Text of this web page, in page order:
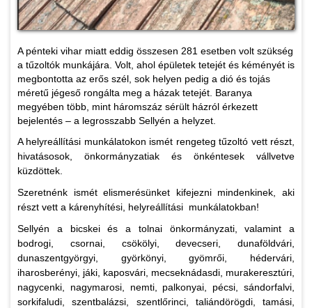
A pénteki vihar miatt eddig összesen 281 esetben volt szükség
a tűzoltók munkájára. Volt, ahol épületek tetejét és kéményét is
megbontotta az erős szél, sok helyen pedig a dió és tojás
méretű jégeső rongálta meg a házak tetejét. Baranya
megyében több, mint háromszáz sérült házról érkezett
bejelentés – a legrosszabb Sellyén a helyzet.
A helyreállítási munkálatokon ismét rengeteg tűzoltó vett részt,
hivatásosok, önkormányzatiak és önkéntesek vállvetve
küzdöttek.
Szeretnénk ismét elismerésünket kifejezni mindenkinek, aki
részt vett a kárenyhítési, helyreállítási munkálatokban!
Sellyén a bicskei és a tolnai önkormányzati, valamint a
bodrogi, csornai, csökölyi, devecseri, dunaföldvári,
dunaszentgyörgyi, györkönyi, gyömrői, hédervári,
iharosberényi, jáki, kaposvári, mecseknádasdi, murakeresztúri,
nagycenki, nagymarosi, nemti, palkonyai, pécsi, sándorfalvi,
sorkifaludi, szentbalázsi, szentlőrinci, taliándörögdi, tamási,